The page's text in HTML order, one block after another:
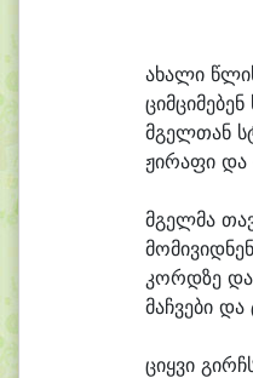
ახალი
ციმციმებენ
მგელთან
ჟირაფი და
მგელმა თა
მომივიდ
კორდზე
მაჩვები და
ციყვი